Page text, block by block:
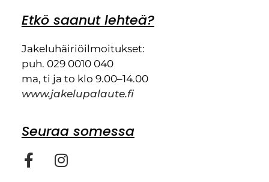
Etkö saanut lehteä?
Jakeluhäiriöilmoitukset:
puh. 029 0010 040
ma, ti ja to klo 9.00–14.00
www.jakelupalaute.fi
Seuraa somessa